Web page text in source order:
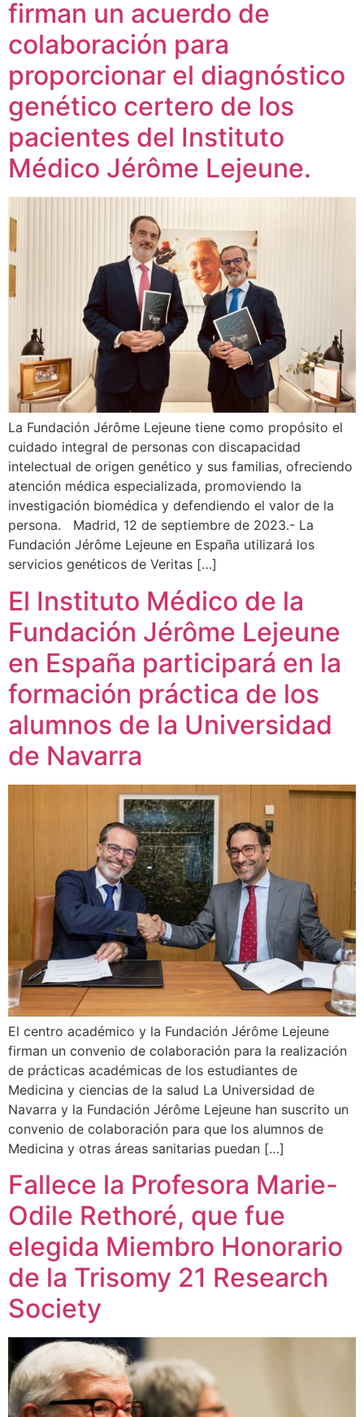
firman un acuerdo de
colaboración para
proporcionar el diagnóstico
genético certero de los
pacientes del Instituto
Médico Jérôme Lejeune.
La Fundación Jérôme Lejeune tiene como propósito el
cuidado integral de personas con discapacidad
intelectual de origen genético y sus familias, ofreciendo
atención médica especializada, promoviendo la
investigación biomédica y defendiendo el valor de la
persona. Madrid, 12 de septiembre de 2023.- La
Fundación Jérôme Lejeune en España utilizará los
servicios genéticos de Veritas […]
El Instituto Médico de la
Fundación Jérôme Lejeune
en España participará en la
formación práctica de los
alumnos de la Universidad
de Navarra
El centro académico y la Fundación Jérôme Lejeune
firman un convenio de colaboración para la realización
de prácticas académicas de los estudiantes de
Medicina y ciencias de la salud La Universidad de
Navarra y la Fundación Jérôme Lejeune han suscrito un
convenio de colaboración para que los alumnos de
Medicina y otras áreas sanitarias puedan […]
Fallece la Profesora Marie-
Odile Rethoré, que fue
elegida Miembro Honorario
de la Trisomy 21 Research
Society